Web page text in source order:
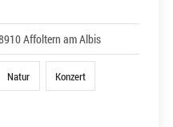
Affoltern am Albis
Natur Konzert